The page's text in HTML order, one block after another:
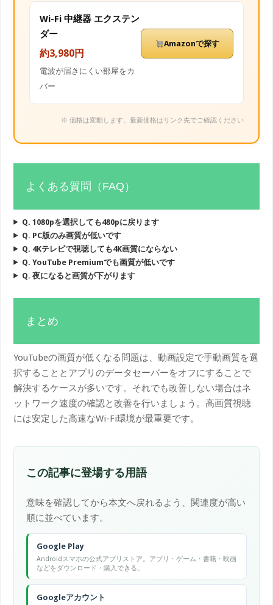
Wi-Fi 中継器 エクステン
ダー
約3,980円
電波が届きにくい部屋をカ
バー
Amazonで探す
※ 価格は変動します。最新価格はリンク先でご確認ください
よくある質問（FAQ）
Q. 1080pを選択しても480pに戻ります
Q. PC版のみ画質が低いです
Q. 4Kテレビで視聴しても4K画質にならない
Q. YouTube Premiumでも画質が低いです
Q. 夜になると画質が下がります
まとめ
YouTubeの画質が低くなる問題は、動画設定で手動画質を選
択することとアプリのデータセーバーをオフにすることで
解決するケースが多いです。それでも改善しない場合はネ
ットワーク速度の確認と改善を行いましょう。高画質視聴
には安定した高速なWi-Fi環境が最重要です。
この記事に登場する用語
意味を確認してから本文へ戻れるよう、関連度が高い
順に並べています。
Google Play
Androidスマホの公式アプリストア。アプリ・ゲーム・書籍・映画
などをダウンロード・購入できる。
Googleアカウント